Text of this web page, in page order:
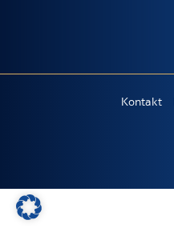
Kontakt